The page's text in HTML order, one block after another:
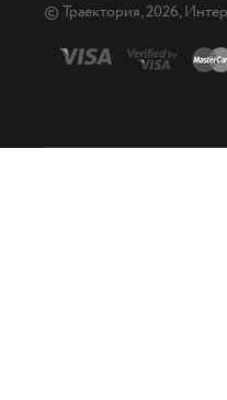
© Траектория, 2026,